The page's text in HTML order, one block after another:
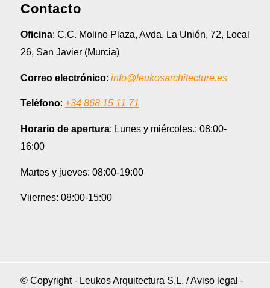
Contacto
Oficina: C.C. Molino Plaza, Avda. La Unión, 72, Local
26, San Javier (Murcia)
Correo electrónico: info@leukosarchitecture.es
Teléfono: +34 868 15 11 71
Horario de apertura: Lunes y miércoles.: 08:00-
16:00
Martes y jueves: 08:00-19:00
Viiernes: 08:00-15:00
© Copyright - Leukos Arquitectura S.L. /Aviso legal -